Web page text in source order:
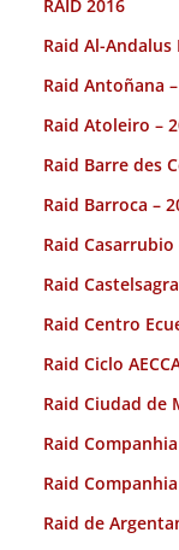
RAID 2016
Raid Al-
Raid Antoñana
Raid Atoleiro –
Raid Barre des
Raid Barroca –
Raid
Raid
Raid Centro
Raid Ciclo
Raid Ciudad de
Raid
Raid
Raid de